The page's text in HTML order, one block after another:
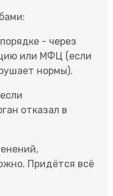
- через
или МФЦ (если
нормы).
отказал в
Придётся всё